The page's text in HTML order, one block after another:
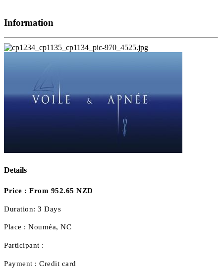
Information
Details
Price : From 952.65 NZD
Duration: 3 Days
Place : Nouméa, NC
Participant :
Payment : Credit card